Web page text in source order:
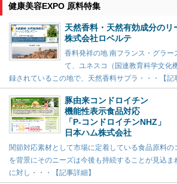
健康美容EXPO 原料特集
天然香料・天然有効成分の
株式会社ロベルテ
香料発祥の地 南フランス・グラー
て、ユネスコ（国連教育科学文化
録されているこの地で、天然香料サプラ・・・【記
豚由来コンドロイチン
機能性表示食品対応
「P-コンドロイチンNHZ」
日本ハム株式会社
関節対応素材として市場に定着している食品原料
を背景にそのニーズは今後も持続することが見込
に対し・・・【記事詳細】